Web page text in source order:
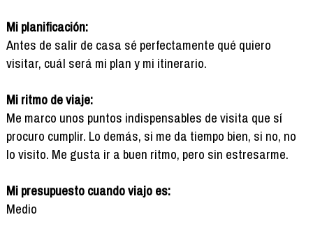
Mi planificación:
Antes de salir de casa sé perfectamente qué quiero
visitar, cuál será mi plan y mi itinerario.
Mi ritmo de viaje:
Me marco unos puntos indispensables de visita que sí
procuro cumplir. Lo demás, si me da tiempo bien, si no, no
lo visito. Me gusta ir a buen ritmo, pero sin estresarme.
Mi presupuesto cuando viajo es:
Medio